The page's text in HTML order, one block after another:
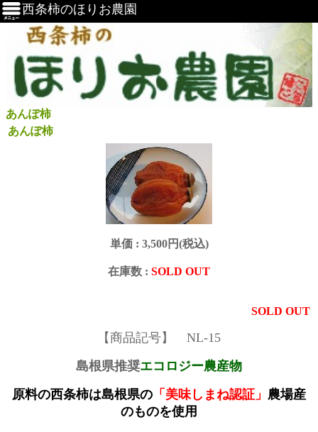
西条柿のほりお農園
あんぽ柿
あんぽ柿
単価 : 3,500円(税込)
在庫数 : SOLD OUT
SOLD OUT
【商品記号】 NL-15
島根県推奨エコロジー農産物
原料の西条柿は島根県の 「美味しまね認証」 農場産
のものを使用